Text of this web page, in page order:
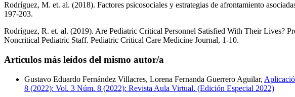
Rodríguez, M. et. al. (2018). Factores psicosociales y estrategias de afrontamiento
197-203.
Rodríguez, R. et. al. (2019). Are Pediatric Critical Personnel Satisfied With Their Lives?
Noncritical Pediatric Staff. Pediatric Critical Care Medicine Journal, 1-10.
Artículos más leídos del mismo autor/a
Gustavo Eduardo Fernández Villacres, Lorena Fernanda Guerrero Aguilar,
8 (2022): Vol. 3 Núm. 8 (2022): Revista Aula Virtual. (Edición Especial 2022)